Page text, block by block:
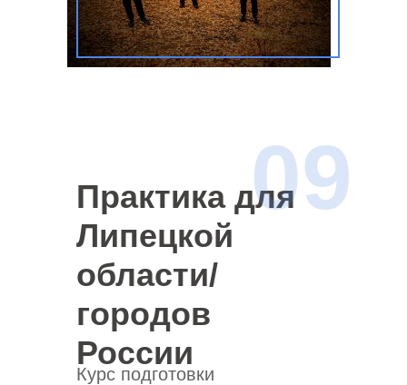
Практика для
Липецкой
области/
городов
России
Курс подготовки
09